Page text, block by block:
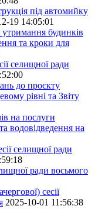
під автомийку
19 14:05:01
будинків
та кроки для
селищної ради
до проєкту
рівні та Звіту
на послуги
водовідведення на
селищної ради
ради восьмого
сесії
2025-10-01 11:56:38